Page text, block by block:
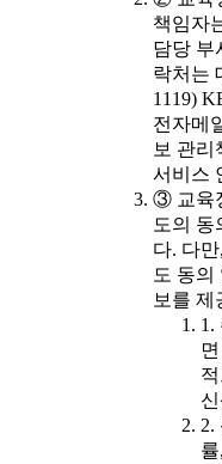
책임자
담당 부
락처는
1119)
전자메
보 관
서비스
③ 교육
도의 동
다. 다
도 동의
보를 제
1.
2.